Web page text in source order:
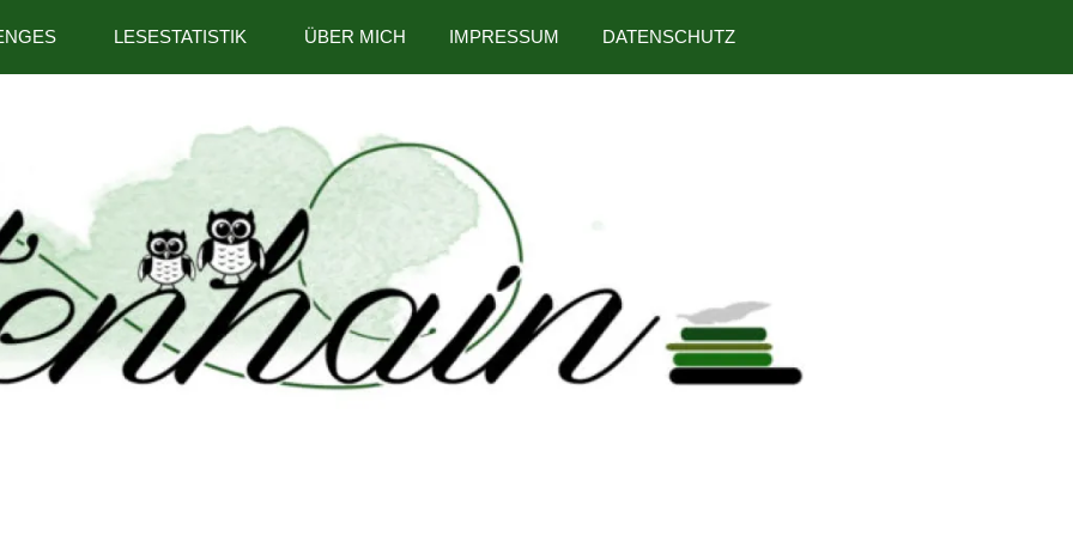
LESESTATISTIK ÜBER MICH IMPRESSUM DATENSCHUTZ